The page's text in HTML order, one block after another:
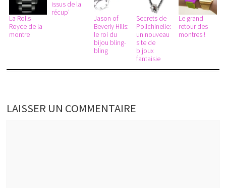
La Rolls
Royce de la
montre
issus de la
récup’
Jason of
Beverly Hills:
le roi du
bijou bling-
bling
Secrets de
Polichinelle:
un nouveau
site de
bijoux
fantaisie
Le grand
retour des
montres !
LAISSER UN COMMENTAIRE